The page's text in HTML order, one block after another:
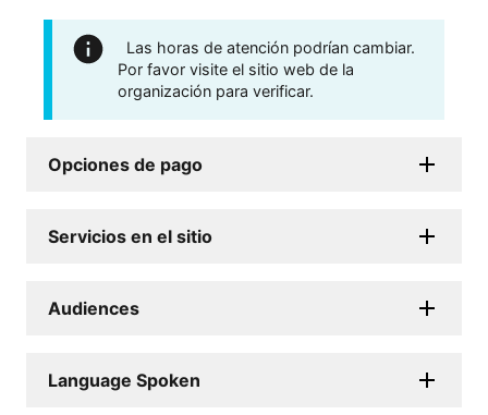
Las horas de atención podrían cambiar.
Por favor visite el sitio web de la
organización para verificar.
Opciones de pago
Servicios en el sitio
Audiences
Language Spoken